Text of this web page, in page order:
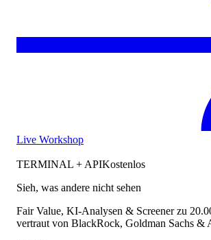
Live Workshop
TERMINAL + APIKostenlos
Sieh, was andere nicht sehen
Fair Value, KI-Analysen & Screener zu
vertraut von BlackRock, Goldman Sachs &